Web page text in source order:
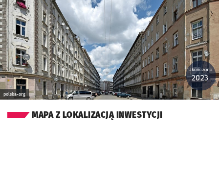
polska-org
Ukończono:
2023
MAPA Z LOKALIZACJĄ INWESTYCJI